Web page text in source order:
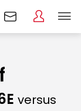
versus